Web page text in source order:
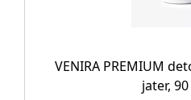
VENIRA PREMIUM
jater,